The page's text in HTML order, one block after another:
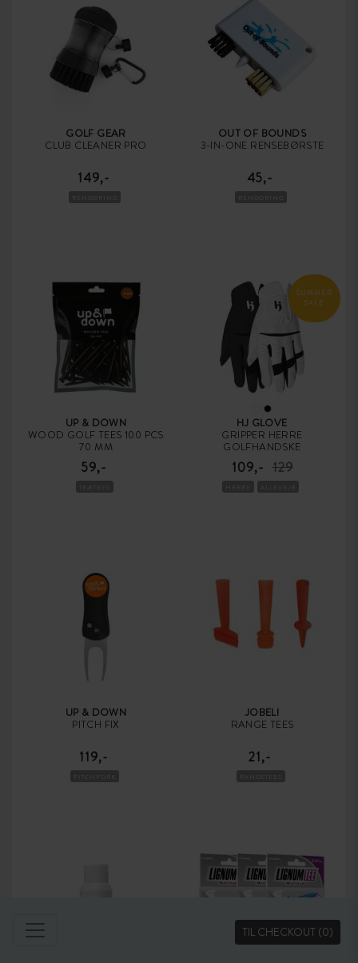
TIL CHECKOUT (0)
GOLF GEAR
CLUB CLEANER PRO
149,-
OUT OF BOUNDS
3-IN-ONE RENSEBØRSTE
45,-
UP & DOWN
WOOD GOLF TEES 100 PCS
70 MM
59,-
SUMMER
SALE
HJ GLOVE
GRIPPER HERRE
GOLFHANDSKE
109,- 129
UP & DOWN
PITCH FIX
119,-
JOBELI
RANGE TEES
21,-